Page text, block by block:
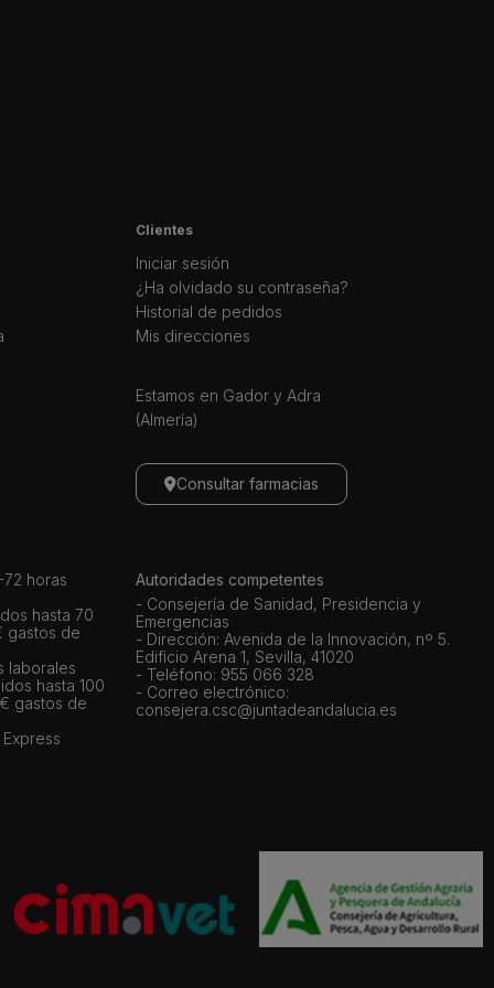
Clientes
Iniciar sesión
¿Ha olvidado su contraseña?
Historial de pedidos
Mis direcciones
Estamos en Gador y Adra
(Almería)
Consultar farmacias
horas
hasta 70
gastos de
laborales
hasta 100
gastos de
Autoridades competentes
- Consejería de Sanidad, Presidencia y
Emergencias
- Dirección: Avenida de la Innovación, nº 5.
Edificio Arena 1, Sevilla, 41020
- Teléfono: 955 066 328
- Correo electrónico:
consejera.csc@juntadeandalucia.es